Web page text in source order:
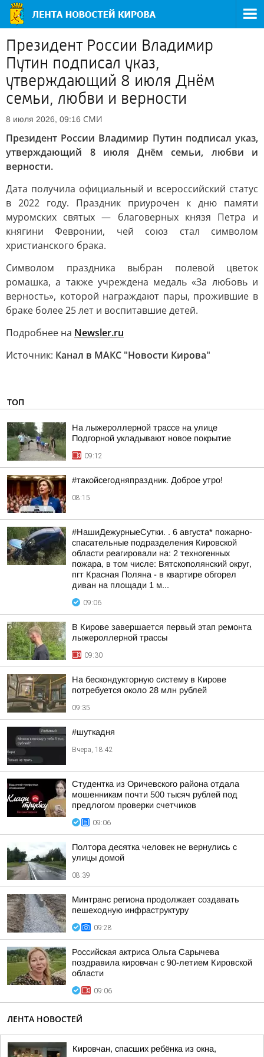
Президент России Владимир
Путин подписал указ,
утверждающий 8 июля Днём
семьи, любви и верности
8 июля 2026, 09:16 СМИ
Президент России Владимир Путин подписал указ,
утверждающий 8 июля Днём семьи, любви и
верности.
Дата получила официальный и всероссийский статус
в 2022 году. Праздник приурочен к дню памяти
муромских святых — благоверных князя Петра и
княгини Февронии, чей союз стал символом
христианского брака.
Символом праздника выбран полевой цветок
ромашка, а также учреждена медаль «За любовь и
верность», которой награждают пары, прожившие в
браке более 25 лет и воспитавшие детей.
Подробнее на Newsler.ru
Источник: Канал в МАКС "Новости Кирова"
ТОП
На лыжероллерной трассе на улице
Подгорной укладывают новое покрытие
09:12
#такойсегодняпраздник. Доброе утро!
08:15
#НашиДежурныеСутки. . 6 августа* пожарно-
спасательные подразделения Кировской
области реагировали на: 2 техногенных
пожара, в том числе: Вятскополянский округ,
пгт Красная Поляна - в квартире обгорел
диван на площади 1 м...
09:06
В Кирове завершается первый этап ремонта
лыжероллерной трассы
09:30
На бескондукторную систему в Кирове
потребуется около 28 млн рублей
09:35
#шуткадня
Вчера, 18:42
Студентка из Оричевского района отдала
мошенникам почти 500 тысяч рублей под
предлогом проверки счетчиков
09:06
Полтора десятка человек не вернулись с
улицы домой
08:39
Минтранс региона продолжает создавать
пешеходную инфраструктуру
09:28
Российская актриса Ольга Сарычева
поздравила кировчан с 90-летием Кировской
области
09:06
ЛЕНТА НОВОСТЕЙ
Кировчан, спасших ребёнка из окна,